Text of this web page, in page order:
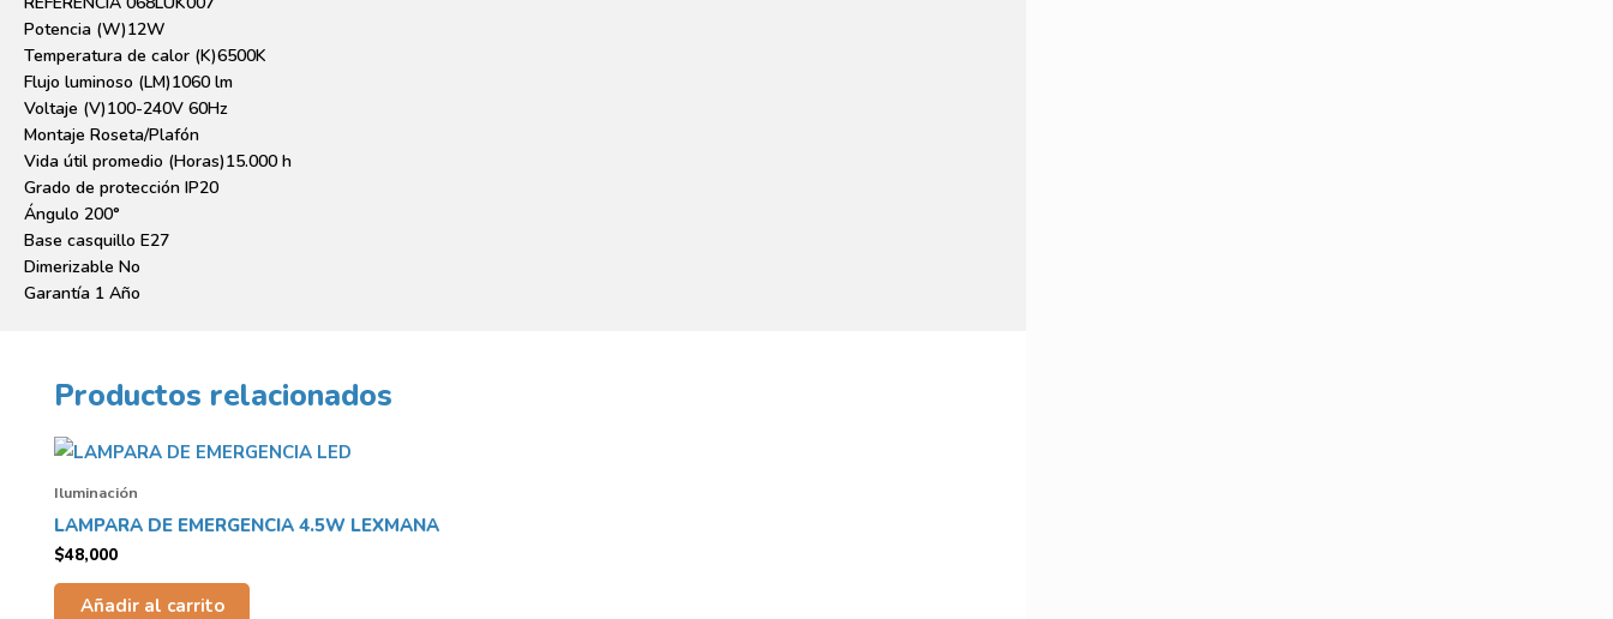
Potencia (W)12W
Temperatura de calor (K)6500K
Flujo luminoso (LM)1060 lm
Voltaje (V)100-240V 60Hz
Montaje Roseta/Plafón
Vida útil promedio (Horas)15.000 h
Grado de protección IP20
Ángulo 200°
Base casquillo E27
Dimerizable No
Garantía 1 Año
Productos relacionados
Iluminación
LAMPARA DE EMERGENCIA 4.5W LEXMANA
$48,000
Añadir al carrito